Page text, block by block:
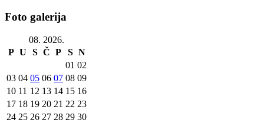
Foto galerija
08. 2026.
P U S Č P S N
01 02
03 04 05 06 07 08 09
10 11 12 13 14 15 16
17 18 19 20 21 22 23
24 25 26 27 28 29 30